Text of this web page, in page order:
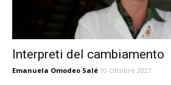
Interpreti del cambiamento
Emanuela Omodeo Salé 10 Ottobre 2021